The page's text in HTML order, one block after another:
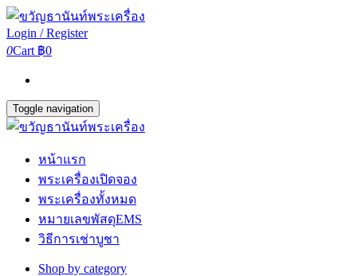
Login / Register
0Cart ฿0
Toggle navigation
หน้าแรก
พระเครื่องเปิดจอง
พระเครื่องทั้งหมด
หมายเลขพัสดุEMS
วิธีการเช่าบูชา
Shop by category